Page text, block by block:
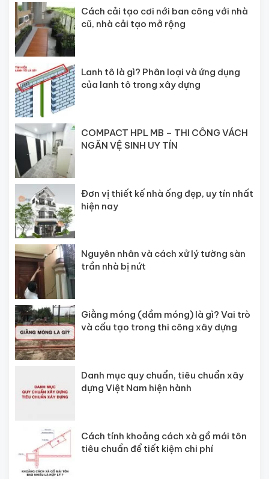
Cách cải tạo cơi nới ban công với nhà
cũ, nhà cải tạo mở rộng
Lanh tô là gì? Phân loại và ứng dụng
của lanh tô trong xây dựng
COMPACT HPL MB – THI CÔNG VÁCH
NGĂN VỆ SINH UY TÍN
Đơn vị thiết kế nhà ống đẹp, uy tín nhất
hiện nay
Nguyên nhân và cách xử lý tường sàn
trần nhà bị nứt
Giằng móng (dầm móng) là gì? Vai trò
và cấu tạo trong thi công xây dựng
Danh mục quy chuẩn, tiêu chuẩn xây
dựng Việt Nam hiện hành
Cách tính khoảng cách xà gồ mái tôn
tiêu chuẩn để tiết kiệm chi phí